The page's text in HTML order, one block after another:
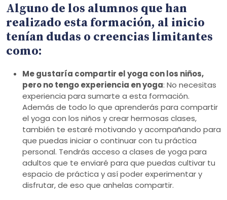
Alguno de los alumnos que han
realizado esta formación, al inicio
tenían dudas o creencias limitantes
como:
Me gustaría compartir el yoga con los niños,
pero no tengo experiencia en yoga: No necesitas
experiencia para sumarte a esta formación.
Además de todo lo que aprenderás para compartir
el yoga con los niños y crear hermosas clases,
también te estaré motivando y acompañando para
que puedas iniciar o continuar con tu práctica
personal. Tendrás acceso a clases de yoga para
adultos que te enviaré para que puedas cultivar tu
espacio de práctica y así poder experimentar y
disfrutar, de eso que anhelas compartir.